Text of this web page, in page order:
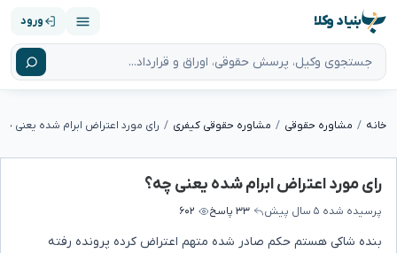
بنیاد وکلا ورود
خانه مشاوره حقوقی مشاوره حقوقی کیفری رای مورد اعتراض ابرام شده یعنی
رای مورد اعتراض ابرام شده یعنی چه؟
پرسیده شده ۵ سال پیش ۳۳ پاسخ ۶۰۲
بنده شاکی هستم حکم صادر شده متهم اعتراض کرده پرونده رفته